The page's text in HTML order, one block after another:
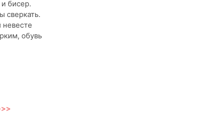
бисер.
сверкать.
обувь